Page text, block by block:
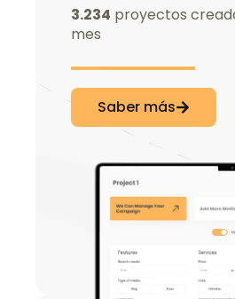
3.234 proyectos
mes
Saber más